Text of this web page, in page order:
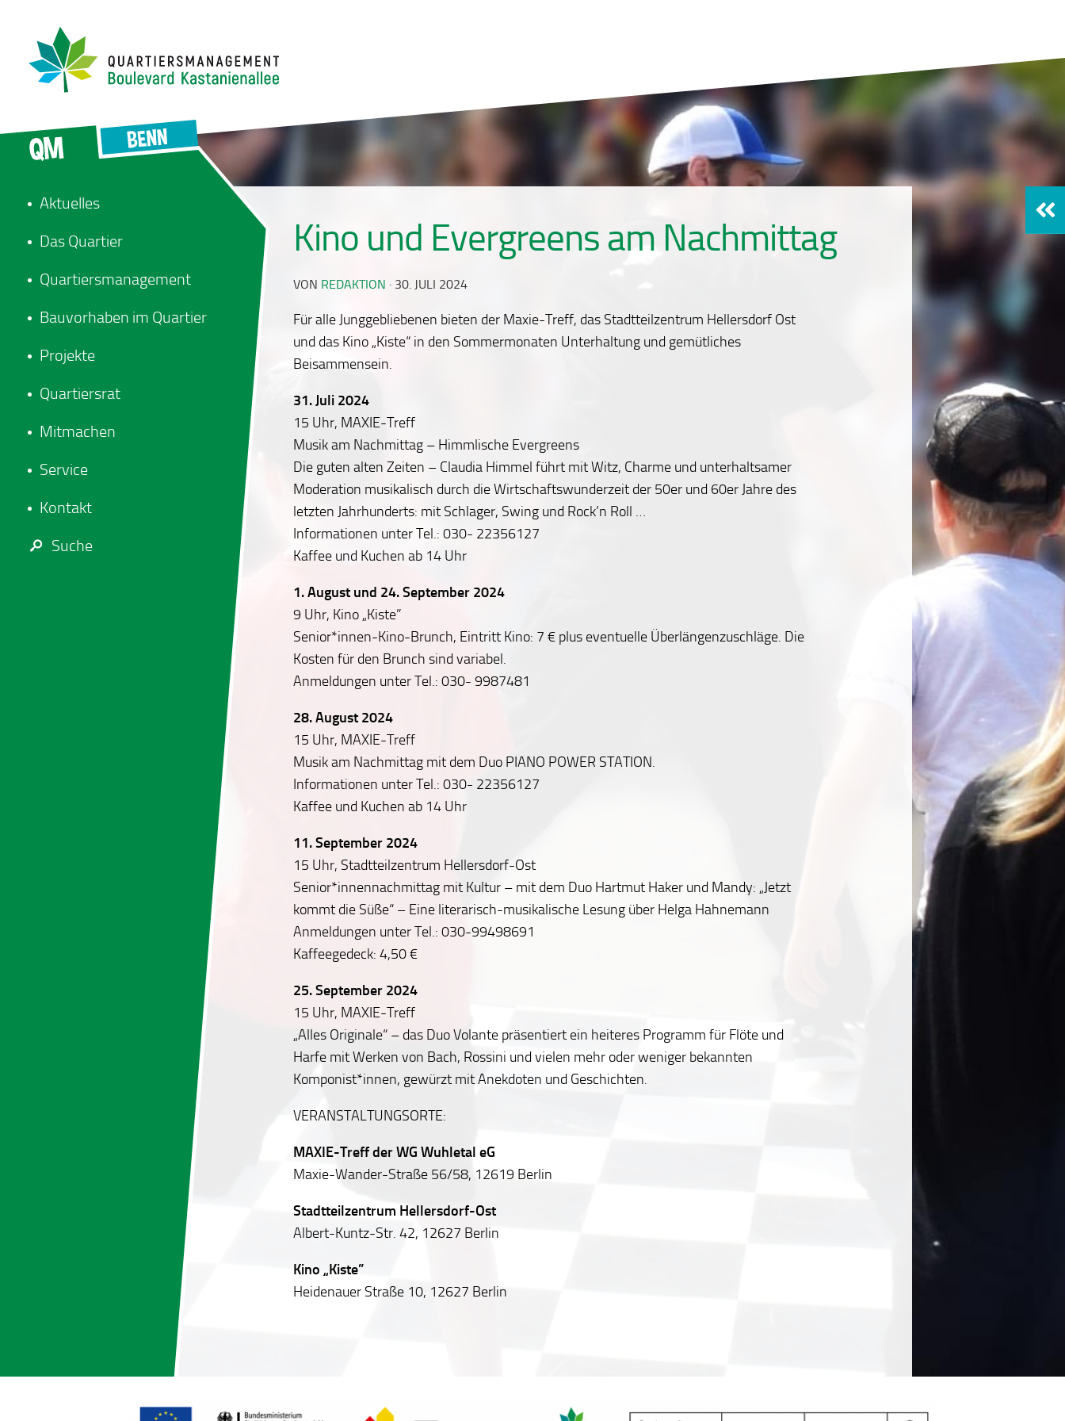
Kino und Evergreens am Nachmittag
VON REDAKTION · 30. JULI 2024
Für alle Junggebliebenen bieten der Maxie-Treff, das Stadtteilzentrum Hellersdorf Ost
und das Kino „Kiste“ in den Sommermonaten Unterhaltung und gemütliches
Beisammensein.
31. Juli 2024
15 Uhr, MAXIE-Treff
Musik am Nachmittag – Himmlische Evergreens
Die guten alten Zeiten – Claudia Himmel führt mit Witz, Charme und unterhaltsamer
Moderation musikalisch durch die Wirtschaftswunderzeit der 50er und 60er Jahre des
letzten Jahrhunderts: mit Schlager, Swing und Rock’n Roll …
Informationen unter Tel.: 030- 22356127
Kaffee und Kuchen ab 14 Uhr
1. August und 24. September 2024
9 Uhr, Kino „Kiste”
Senior*innen-Kino-Brunch, Eintritt Kino: 7 € plus eventuelle Überlängenzuschläge. Die
Kosten für den Brunch sind variabel.
Anmeldungen unter Tel.: 030- 9987481
28. August 2024
15 Uhr, MAXIE-Treff
Musik am Nachmittag mit dem Duo PIANO POWER STATION.
Informationen unter Tel.: 030- 22356127
Kaffee und Kuchen ab 14 Uhr
11. September 2024
15 Uhr, Stadtteilzentrum Hellersdorf-Ost
Senior*innennachmittag mit Kultur – mit dem Duo Hartmut Haker und Mandy: „Jetzt
kommt die Süße“ – Eine literarisch-musikalische Lesung über Helga Hahnemann
Anmeldungen unter Tel.: 030-99498691
Kaffeegedeck: 4,50 €
25. September 2024
15 Uhr, MAXIE-Treff
„Alles Originale“ – das Duo Volante präsentiert ein heiteres Programm für Flöte und
Harfe mit Werken von Bach, Rossini und vielen mehr oder weniger bekannten
Komponist*innen, gewürzt mit Anekdoten und Geschichten.
VERANSTALTUNGSORTE:
MAXIE-Treff der WG Wuhletal eG
Maxie-Wander-Straße 56/58, 12619 Berlin
Stadtteilzentrum Hellersdorf-Ost
Albert-Kuntz-Str. 42, 12627 Berlin
Kino „Kiste”
Heidenauer Straße 10, 12627 Berlin
Aktuelles
Das Quartier
Quartiersmanagement
Bauvorhaben im Quartier
Projekte
Quartiersrat
Mitmachen
Service
Kontakt
Suche